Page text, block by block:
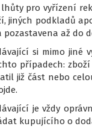
lhůty pro vyřízení
jiných podkladů
pozastavena až do
si mimo jiné
případech:
již část nebo
je vždy
kupujícího o